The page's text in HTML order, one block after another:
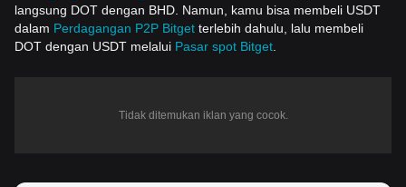
langsung DOT dengan BHD. Namun, kamu bisa membeli USDT
dalam Perdagangan P2P Bitget terlebih dahulu, lalu membeli
DOT dengan USDT melalui Pasar spot Bitget
Tidak ditemukan iklan yang cocok.